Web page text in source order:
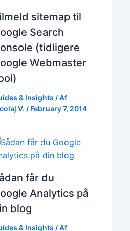
sitemap til
Search
(tidligere
Webmaster
& Insights / Af
V. / February 7, 2014
får du
Analytics på
blog
& Insights / Af